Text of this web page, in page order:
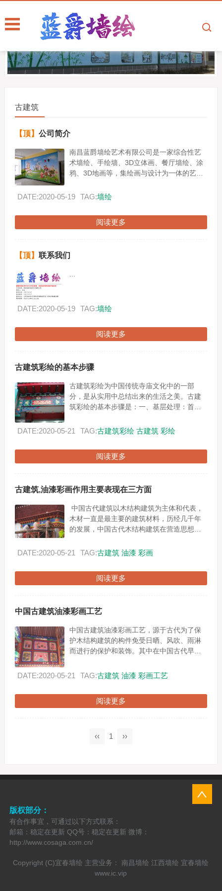
古建筑
【顶】 公司简介
南昌蓝爵墙绘艺术有限公司是一家综合性艺
术墙绘、手绘墙、3D立体画、餐厅墙绘、涂
鸦、3D地画等，集绘画与设计为一体的艺术
司，从墙绘涂鸦墙绘设计到绘画施工，可以
DATE:2020-05-19 TAG:墙绘
阅读更多
【顶】 联系我们
DATE:2020-05-19 TAG:墙绘
阅读更多
古建筑彩绘的基本步骤
古建筑彩绘为中国传统寺庙文化中的一部
分，是从实用中总结出来的生活之美。古建
筑彩绘的基本步骤是：一、基层处理：首先
是木结构建筑需要用传统的地仗麻灰工艺处
DATE:2020-05-21 TAG:古建筑彩绘 古建筑 彩绘
阅读更多
古建筑,油漆彩画作用主要表现在三方面
中国古代建筑以木结构建筑为主体和代表，
木材一直是最主要的建筑材料，历经几千年
的发展，中国古代木结构建筑在营造思想，
成熟的经验体系，其中彩画技术，工艺及...
DATE:2020-05-21 TAG:古建筑 油漆 彩画
阅读更多
中国古建筑油漆彩画工艺
中国古建筑油漆彩画工艺，源于古代为了保
护木结构建筑的构件免受日晒、风吹、雨淋
而进行的保护和装饰。其中在中国古代早期
画，其目的在保护古建筑木构件上具有很强
DATE:2020-05-21 TAG:古建筑 油漆 彩画工艺
阅读更多
‹‹ 1 ››
版权部分：
有合作事宜，可通过以下方式联系：
邮箱：稳定在更新 QQ号：稳定在更新 微博：
http://www.cosaga.com.cn/
Copyright (C)宜春墙绘 主营业务：南昌墙绘 江西墙绘 宜春墙绘
www.ic.vip